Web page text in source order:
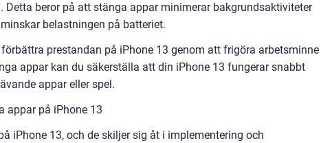
Detta beror på att stänga appar minimerar bakgrundsaktiviteter
belastningen på batteriet.
prestandan på iPhone 13 genom att frigöra arbetsminne
appar kan du säkerställa att din iPhone 13 fungerar snabbt
appar eller spel.
appar på iPhone 13
iPhone 13, och de skiljer sig åt i implementering och